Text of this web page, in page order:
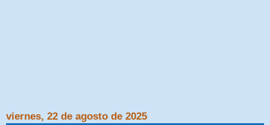
viernes, 22 de agosto de 2025